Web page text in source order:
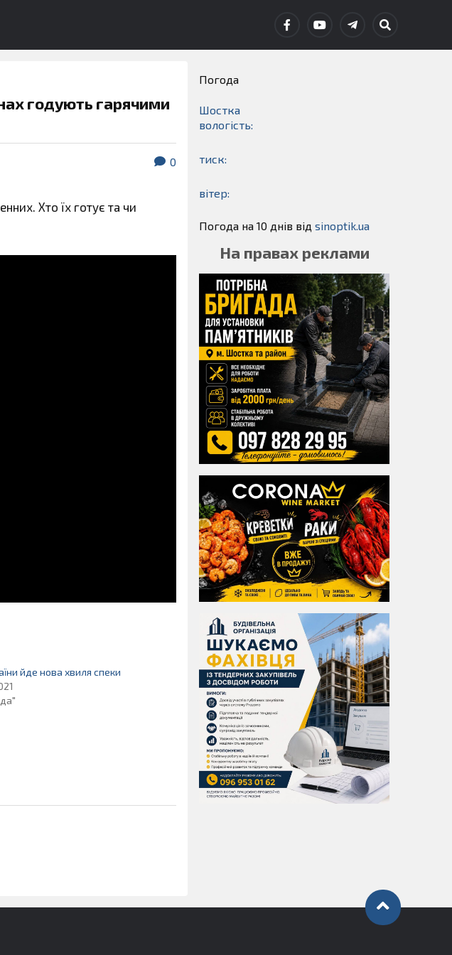
годують гарячими
0
Хто їх готує та чи
йде нова хвиля спеки
Погода
Шостка
вологість:
тиск:
вітер:
Погода на 10 днів від sinoptik.ua
На правах реклами